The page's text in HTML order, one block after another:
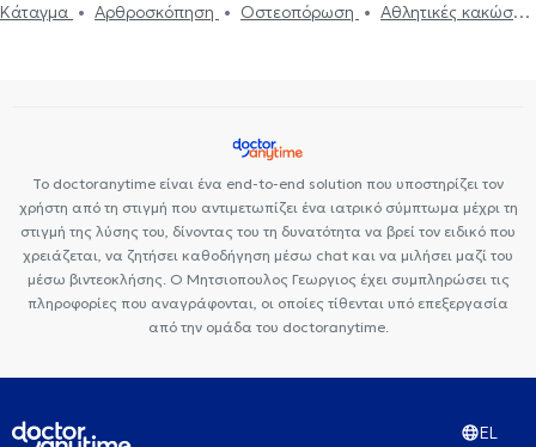
Ορθοπαιδικοί και Ορθοπαιδικοί Χειρουργοί στο Γαλάτσι
Κάταγμα
Αρθροσκόπηση Οστεοπόρωση
Αθλητικές κακώσεις
Το doctoranytime είναι ένα end-to-end solution που υποστηρίζει τον
χρήστη από τη στιγμή που αντιμετωπίζει ένα ιατρικό σύμπτωμα μέχρι τη
στιγμή της λύσης του, δίνοντας του τη δυνατότητα να βρεί τον ειδικό που
χρειάζεται, να ζητήσει καθοδήγηση μέσω chat και να μιλήσει μαζί του
μέσω βιντεοκλήσης. Ο Μητσιοπουλος Γεωργιος έχει συμπληρώσει τις
πληροφορίες που αναγράφονται, οι οποίες τίθενται υπό επεξεργασία
από την ομάδα του doctoranytime.
EL